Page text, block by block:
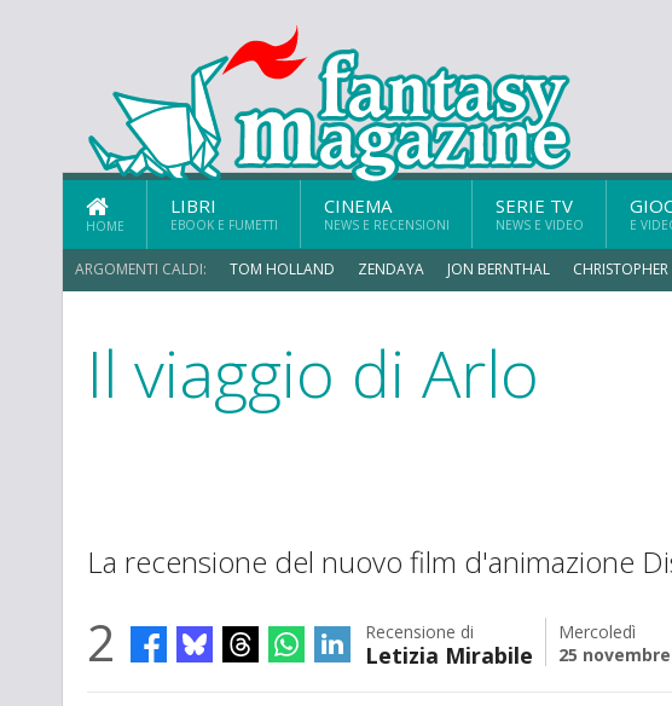
HOME
LIBRI
EBOOK E FUMETTI
CINEMA
NEWS E RECENSIONI
SERIE TV
NEWS E VIDEO E
ARGOMENTI CALDI: TOM HOLLAND ZENDAYA JON BERNTHAL
Il viaggio di Arlo
La recensione del nuovo film d'animazione
2 Recensione di
Letizia Mirabile
Mercoledì
25 novembre